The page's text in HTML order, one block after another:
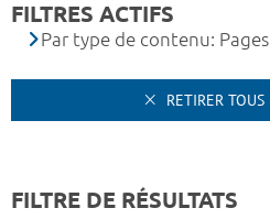
FILTRES ACTIFS
Par type de contenu: Pages
RETIRER TOUS
FILTRE DE RÉSULTATS